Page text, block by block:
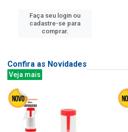
Faça seu login ou
cadastre-se para
comprar.
Confira as Novidades
Veja mais